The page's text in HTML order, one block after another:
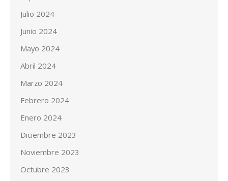
Julio 2024
Junio 2024
Mayo 2024
Abril 2024
Marzo 2024
Febrero 2024
Enero 2024
Diciembre 2023
Noviembre 2023
Octubre 2023